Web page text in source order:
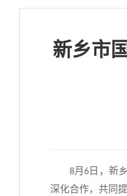
新乡市
8月6 日，新
深化合作，共同